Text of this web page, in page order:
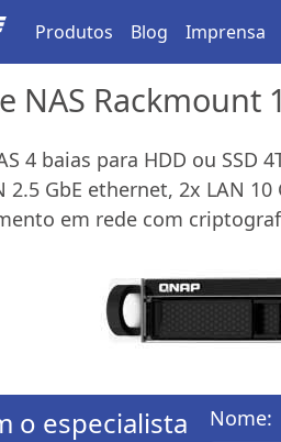
Produtos Blog Imprensa
NAS Rackmount
4 baias para HDD ou SSD
2.5 GbE ethernet, 2x LAN
em rede com
o especialista
Nome: